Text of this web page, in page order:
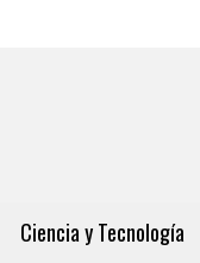
Ciencia y Tecnología